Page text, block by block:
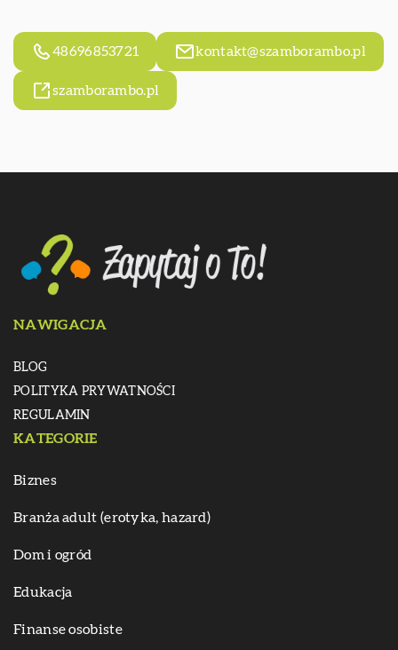
48696853721 kontakt@szamborambo.pl
szamborambo.pl
NAWIGACJA
BLOG
POLITYKA PRYWATNOŚCI
REGULAMIN
KATEGORIE
Biznes
Branża adult (erotyka, hazard)
Dom i ogród
Edukacja
Finanse osobiste